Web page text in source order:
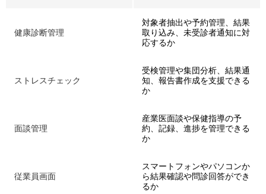
健康診断管理
対象者抽出や予約管理、結果
取り込み、未受診者通知に対
応するか
ストレスチェック
受検管理や集団分析、結果通
知、報告書作成を支援できる
か
面談管理
産業医面談や保健指導の予
約、記録、進捗を管理できる
か
従業員画面
スマートフォンやパソコンか
ら結果確認や問診回答ができ
るか